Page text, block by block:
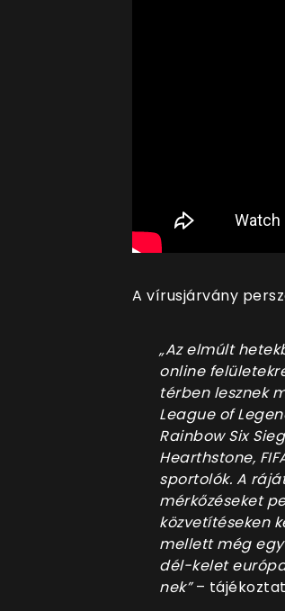
A vírusjárvány
„Az elmúlt
online
térben lesznek
League of
Rainbow Six
Hearthstone,
sportolók. A
mérkőzéseket
közvetítéseken
mellett még
dél-kelet
nek”–